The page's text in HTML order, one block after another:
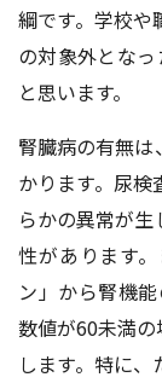
綱です。学校や
の対象外とな
と思います。
腎臓病の有無
かります。尿
らかの異常が
性があります
ン」から腎機
数値が60未満
します。特に